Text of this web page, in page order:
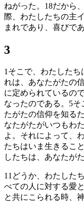
ねがった。 18だから
際、わたしたちの主
まれであり、喜びであ
3
1そこで、わたしたち
れは、あなたがたの
に定められているので
なったのである。 5そ
たがたの信仰を知る
なたがたがいつもわ
よ。それによって、
たちはいま生きるこ
したちは、あなたが
11どうか、わたした
べての人に対する愛
と共にこられる時、